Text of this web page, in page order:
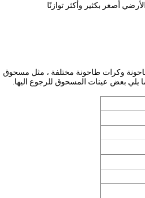
وكرات طاحونة مختلفة ، مثل مسحوق
بعض عينات المسحوق للرجوع اليها.